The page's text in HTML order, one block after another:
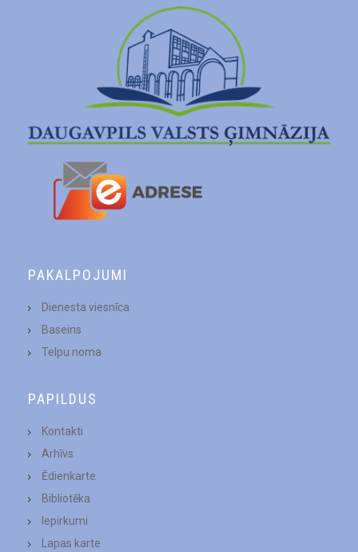
PAKALPOJUMI
Dienesta viesnīca
Baseins
Telpu noma
PAPILDUS
Kontakti
Arhīvs
Ēdienkarte
Bibliotēka
Iepirkumi
Lapas karte